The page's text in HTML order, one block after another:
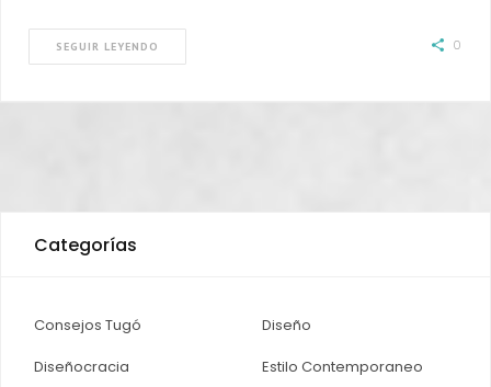
SEGUIR LEYENDO 0
Categorías
Consejos Tugó
Diseño
Diseñocracia
Estilo Contemporaneo